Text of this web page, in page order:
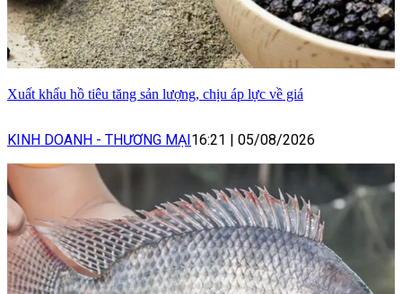
Xuất khẩu hồ tiêu tăng sản lượng, chịu áp lực về giá
KINH DOANH - THƯƠNG MẠI 16:21 05/08/2026